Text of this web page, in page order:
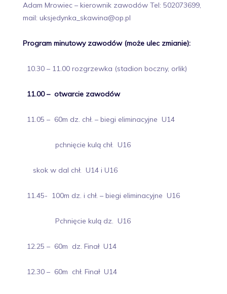
Adam Mrowiec – kierownik zawodów Tel: 502073699,
mail: uksjedynka_skawina@op.pl
Program minutowy zawodów (może ulec zmianie):
10.30 – 11.00 rozgrzewka (stadion boczny, orlik)
11.00 – otwarcie zawodów
11.05 – 60m dz. chł. – biegi eliminacyjne U14
pchnięcie kulą chł. U16
skok w dal chł. U14 i U16
11.45- 100m dz. i chł. – biegi eliminacyjne U16
Pchnięcie kulą dz. U16
12.25 – 60m dz. Finał U14
12.30 – 60m chł. Finał U14